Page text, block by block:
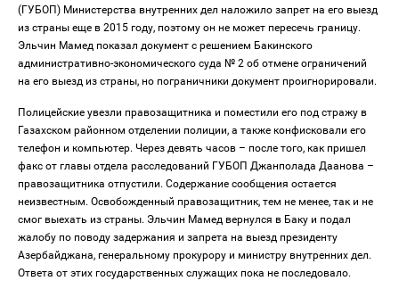
(ГУБОП) Министерства внутренних дел наложило запрет на его выезд
из страны еще в 2015 году, поэтому он не может пересечь границу.
Эльчин Мамед показал документ с решением Бакинского
административно-экономического суда № 2 об отмене ограничений
на его выезд из страны, но пограничники документ проигнорировали.
Полицейские увезли правозащитника и поместили его под стражу в
Газахском районном отделении полиции, а также конфисковали его
телефон и компьютер. Через девять часов – после того, как пришел
факс от главы отдела расследований ГУБОП Джанполада Даанова –
правозащитника отпустили. Содержание сообщения остается
неизвестным. Освобожденный правозащитник, тем не менее, так и не
смог выехать из страны. Эльчин Мамeд вернулся в Баку и подал
жалобу по поводу задержания и запрета на выезд президенту
Азербайджана, генеральному прокурору и министру внутренних дел.
Ответа от этих государственных служащих пока не последовало.